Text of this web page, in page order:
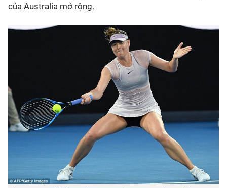
của Australia mở rộng.